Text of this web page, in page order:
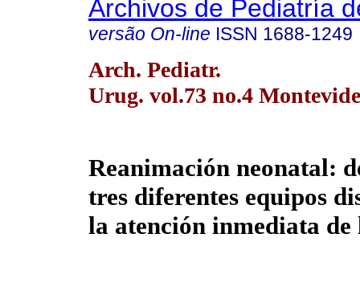
Archivos de Pediatría
versão On-line ISSN 1688-1249
Arch. Pediatr.
Urug. vol.73 no.4
Reanimación neonatal:
tres diferentes equipos
la atención inmediata de